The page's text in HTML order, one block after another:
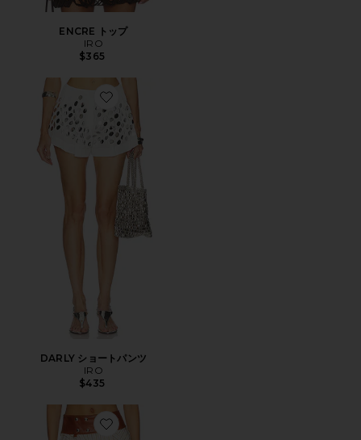
ENCRE トップ
IRO
$365
Favorite DARLY ショートパンツ
DARLY ショートパンツ
IRO
$435
Favorite UMBY スカート